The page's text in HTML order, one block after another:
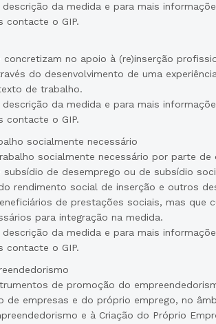
descrição da medida e para mais
contacte o GIP.
concretizam no apoio à (re)inserção
do desenvolvimento de uma
de trabalho.
descrição da medida e para mais
contacte o GIP.
socialmente necessário
socialmente necessário por parte de
subsídio de desemprego ou de subsídio
rendimento social de inserção e outros
de prestações sociais, mas que
para integração na medida.
descrição da medida e para mais
contacte o GIP.
de promoção do
de empresas e do próprio emprego, no
e à Criação do Próprio